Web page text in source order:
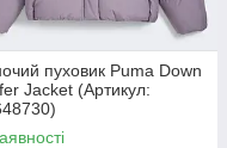
пуховик Puma Down
Jacket (Артикул: